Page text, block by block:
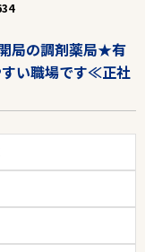
局の調剤薬局★有
い職場です≪正社